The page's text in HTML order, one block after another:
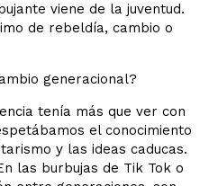
viene de la juventud.
de rebeldía, cambio o
generacional?
tenía más que ver con
el conocimiento
y las ideas caducas.
las burbujas de Tik Tok o